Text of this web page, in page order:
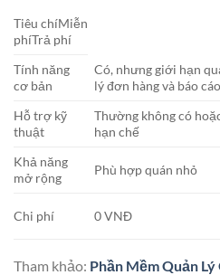
Tiêu chíMiễn
phíTrả phí
Tính năng
cơ bản
Có, nhưng giới hạn
lý đơn hàng và báo cáo
Hỗ trợ kỹ
thuật
Thường không có
hạn chế
Khả năng
mở rộng
Phù hợp quán nhỏ
Chi phí 0 VNĐ
Tham khảo: Phần Mềm Quản